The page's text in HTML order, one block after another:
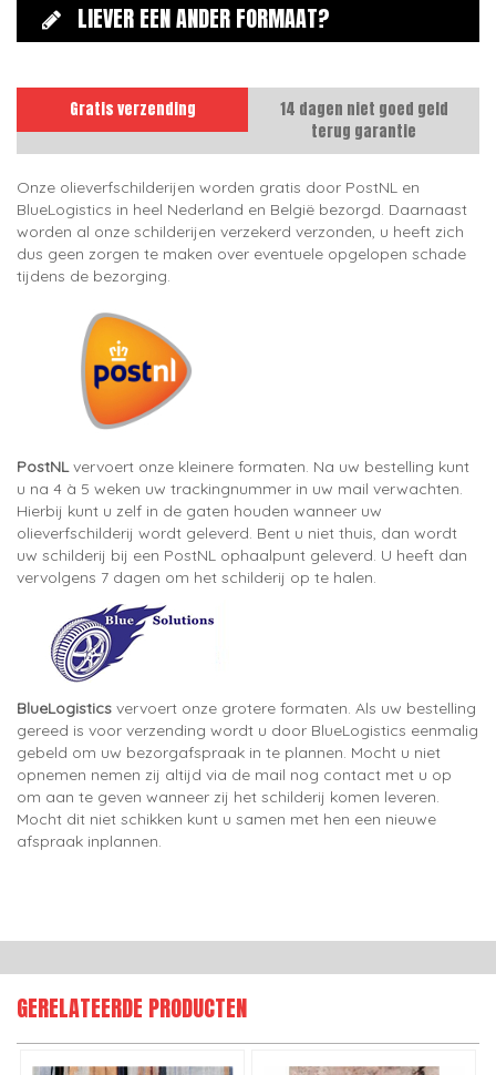
LIEVER EEN ANDER FORMAAT?
Gratis verzending
14 dagen niet goed geld
terug garantie
Onze olieverfschilderijen worden gratis door PostNL en
BlueLogistics in heel Nederland en België bezorgd. Daarnaast
worden al onze schilderijen verzekerd verzonden, u heeft zich
dus geen zorgen te maken over eventuele opgelopen schade
tijdens de bezorging.
PostNLvervoert onze kleinere formaten. Na uw bestelling kunt
u na 4 à 5 weken uw trackingnummer in uw mail verwachten.
Hierbij kunt u zelf in de gaten houden wanneer uw
olieverfschilderij wordt geleverd. Bent u niet thuis, dan wordt
uw schilderij bij een PostNL ophaalpunt geleverd. U heeft dan
vervolgens 7 dagen om het schilderij op te halen.
BlueLogistics vervoert onze grotere formaten. Als uw bestelling
gereed is voor verzending wordt u door BlueLogistics eenmalig
gebeld om uw bezorgafspraak in te plannen. Mocht u niet
opnemen nemen zij altijd via de mail nog contact met u op
om aan te geven wanneer zij het schilderij komen leveren.
Mocht dit niet schikken kunt u samen met hen een nieuwe
afspraak inplannen.
GERELATEERDE PRODUCTEN